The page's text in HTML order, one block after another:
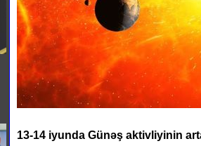
13-14 iyunda Günəş aktivliyinin